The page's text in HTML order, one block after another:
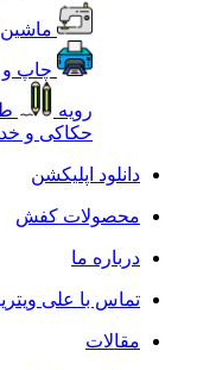
ماشین
چاپ و
رویه
حکاکی و
دانلود اپلیکشن
محصولات کفش
درباره ما
تماس با علی
مقالات